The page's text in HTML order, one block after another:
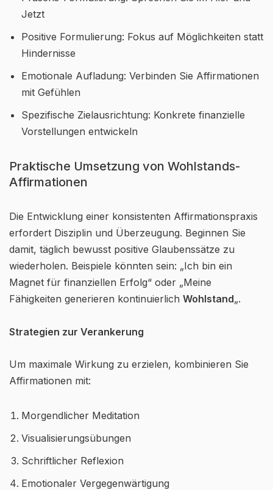
Jetzt
Positive Formulierung: Fokus auf Möglichkeiten statt
Hindernisse
Emotionale Aufladung: Verbinden Sie Affirmationen
mit Gefühlen
Spezifische Zielausrichtung: Konkrete finanzielle
Vorstellungen entwickeln
Praktische Umsetzung von Wohlstands-
Affirmationen
Die Entwicklung einer konsistenten Affirmationspraxis
erfordert Disziplin und Überzeugung. Beginnen Sie
damit, täglich bewusst positive Glaubenssätze zu
wiederholen. Beispiele könnten sein: „Ich bin ein
Magnet für finanziellen Erfolg“ oder „Meine
Fähigkeiten generieren kontinuierlich Wohlstand„.
Strategien zur Verankerung
Um maximale Wirkung zu erzielen, kombinieren Sie
Affirmationen mit:
Morgendlicher Meditation
Visualisierungsübungen
Schriftlicher Reflexion
Emotionaler Vergegenwärtigung